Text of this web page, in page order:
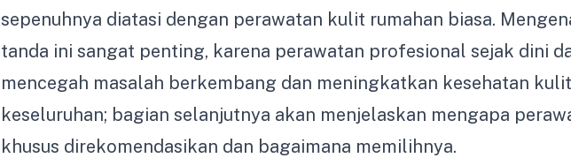
sepenuhnya diatasi dengan perawatan kulit rumahan biasa.
tanda ini sangat penting, karena perawatan profesional sejak dini
mencegah masalah berkembang dan meningkatkan kesehatan
keseluruhan; bagian selanjutnya akan menjelaskan mengapa
khusus direkomendasikan dan bagaimana memilihnya.